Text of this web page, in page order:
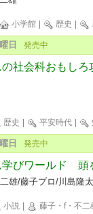
小学館 歴史
日 発売中
の社会科おもし
歴史 平安時代
日 発売中
学びワールド 頭
雄/藤子プロ/川島隆太
小説 藤子・f・不二